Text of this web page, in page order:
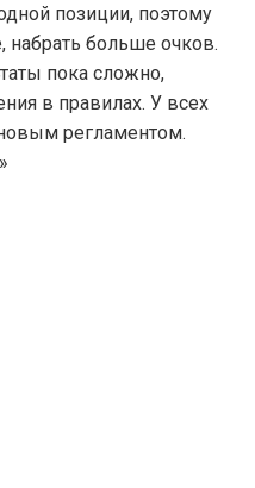
позиции, поэтому
набрать больше очков.
пока сложно,
в правилах. У всех
регламентом.